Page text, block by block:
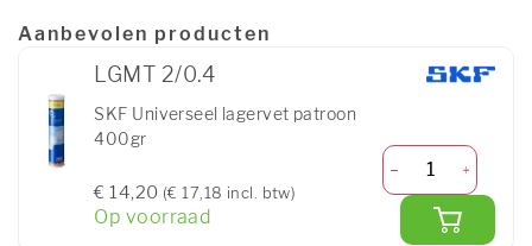
Aanbevolen producten
LGMT 2/0.4
SKF Universeel lagervet patroon
400gr
€ 14,20 (€ 17,18 incl. btw)
Op voorraad